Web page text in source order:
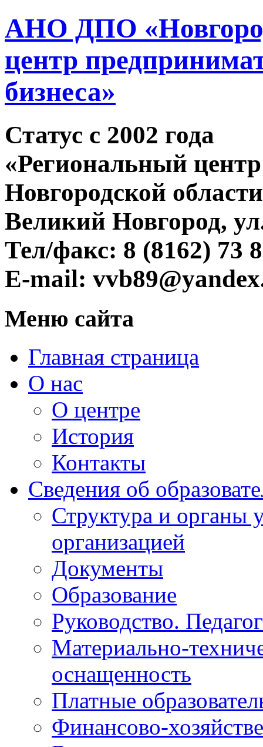
АНО ДПО
центр
бизнеса»
Статус c 2002 года
«Региональный
Новгородской
Великий Новгород,
Тел/факс: 8 (8162) 73
E-mail:
Меню сайта
Главная страница
О нас
О центре
История
Контакты
Сведения об
Структура и органы
организацией
Документы
Образование
Руководство.
Материально-
оснащенность
Платные
Финансово-